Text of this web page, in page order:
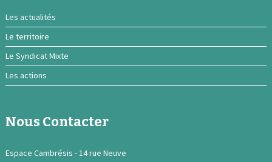
Les actualités
Le territoire
Le Syndicat Mixte
Les actions
Nous Contacter
Espace Cambrésis - 14 rue Neuve